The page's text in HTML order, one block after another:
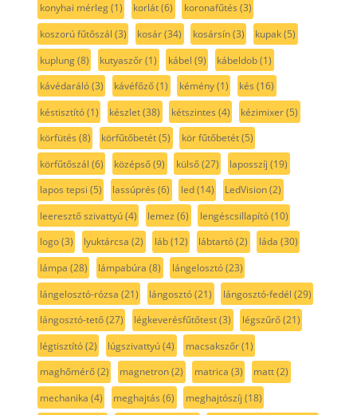
konyhai mérleg(1) korlát(6) koronafűtés (3)
koszorú fűtőszál (3) kosár(34) kosársín(3) kupak(5)
kuplung(8) kutyaszőr(1) kábel (9) kábeldob(1)
kávédaráló(3) kávéfőző(1) kémény(1) kés (16)
késtisztító(1) készlet(38) kétszintes (4) kézimixer(5)
körfütés (8) körfűtőbetét(5) kör fűtőbetét(5)
körfűtőszál (6) középső(9) külső(27) laposszíj (19)
lapos tepsi (5) lassúprés (6) led(14) LedVision(2)
leeresztő szivattyú(4) lemez (6) lengéscsillapító(10)
logo(3) lyuktárcsa (2) láb(12) lábtartó(2) láda (30)
lámpa (28) lámpabúra (8) lángelosztó(23)
lángelosztó-rózsa (21) lángosztó(21) lángosztó-fedél (29)
lángosztó-tető(27) légkeverésfűtőtest(3) légszűrő(21)
légtisztító(2) lúgszivattyú(4) macsakszőr(1)
maghőmérő(2) magnetron(2) matrica (3) matt(2)
mechanika (4) meghajtás (6) meghajtószíj (18)